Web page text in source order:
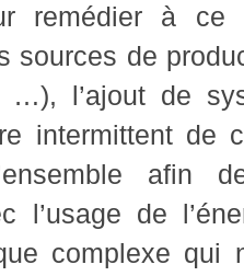
remédier à ce
sources de
l’ajout de
intermittent de
afin
l’usage de
complexe qui